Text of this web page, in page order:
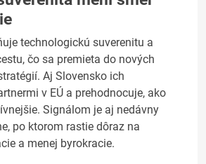
technologickú suverenitu a
čo sa premieta do nových
Aj Slovensko ich
v EÚ a prehodnocuje, ako
Signálom je aj nedávny
po ktorom rastie dôraz na
a menej byrokracie.